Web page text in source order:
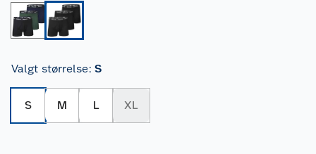
Valgt størrelse: S
S M L XL